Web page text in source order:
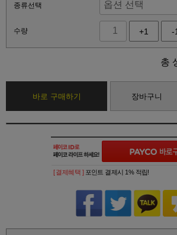
종류선택
수량 +1 -1
총
바로 구매하기 장바구니
[ 결제혜택 ] 포인트 결제시 1% 적립!